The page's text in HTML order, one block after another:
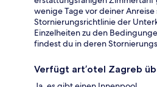
wenige Tage vor deiner
Stornierungsrichtlinie der
Einzelheiten zu den
findest du in deren
Verfügt art’otel Zagreb